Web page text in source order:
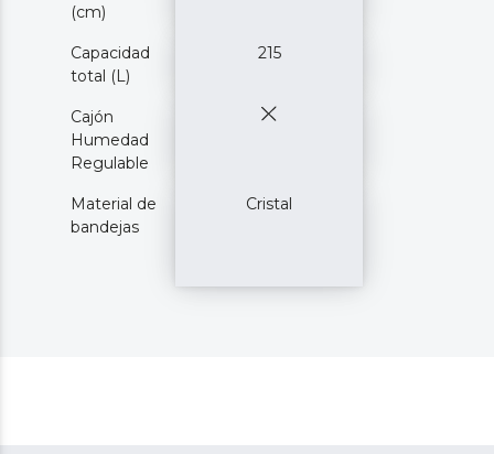
(cm)
Capacidad
total (L)
215
Cajón
Humedad
Regulable
Material de
bandejas
Cristal